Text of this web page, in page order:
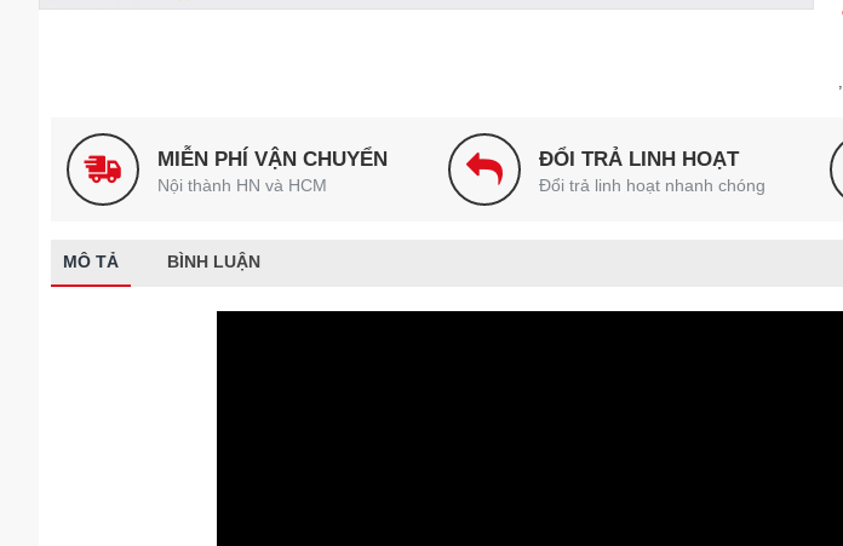
,
MIỄN PHÍ VẬN CHUYỂN
Nội thành HN và HCM
ĐỔI TRẢ LINH HOẠT
Đổi trả linh hoạt nhanh chóng
MÔ TẢ BÌNH LUẬN